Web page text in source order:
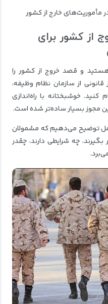
مأموریت‌های خارج از کشور
از کشور برای
و قصد خروج از کشور را
قانونی از سازمان نظام وظیفه،
کنید. خوشبختانه با راه‌اندازی
مجوز بسیار ساده‌تر شده است.
توضیح می‌دهیم که مشمولان
چه شرایطی دارند، چقدر